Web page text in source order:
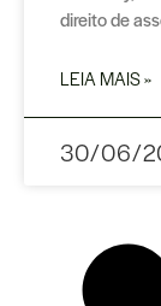
direito de
LEIA MAIS »
30/06/